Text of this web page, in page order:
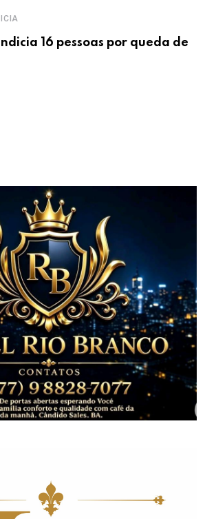
16 pessoas por queda de